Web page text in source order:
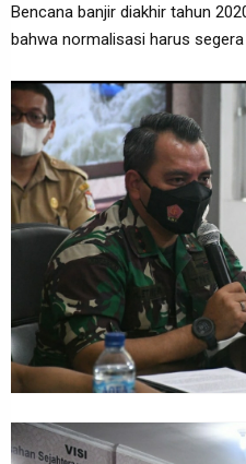
Bencana banjir diakhir tahun
bahwa normalisasi harus segera